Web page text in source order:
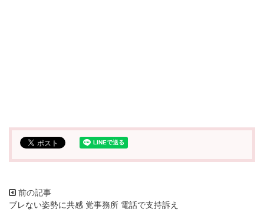
ブレない姿勢に共感 党事務所 電話で支持訴え